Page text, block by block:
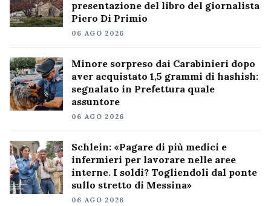
presentazione del libro del giornalista
Piero Di Primio
06 AGO 2026
Minore sorpreso dai Carabinieri dopo
aver acquistato 1,5 grammi di hashish:
segnalato in Prefettura quale
assuntore
06 AGO 2026
Schlein: «Pagare di più medici e
infermieri per lavorare nelle aree
interne. I soldi? Togliendoli dal ponte
sullo stretto di Messina»
06 AGO 2026